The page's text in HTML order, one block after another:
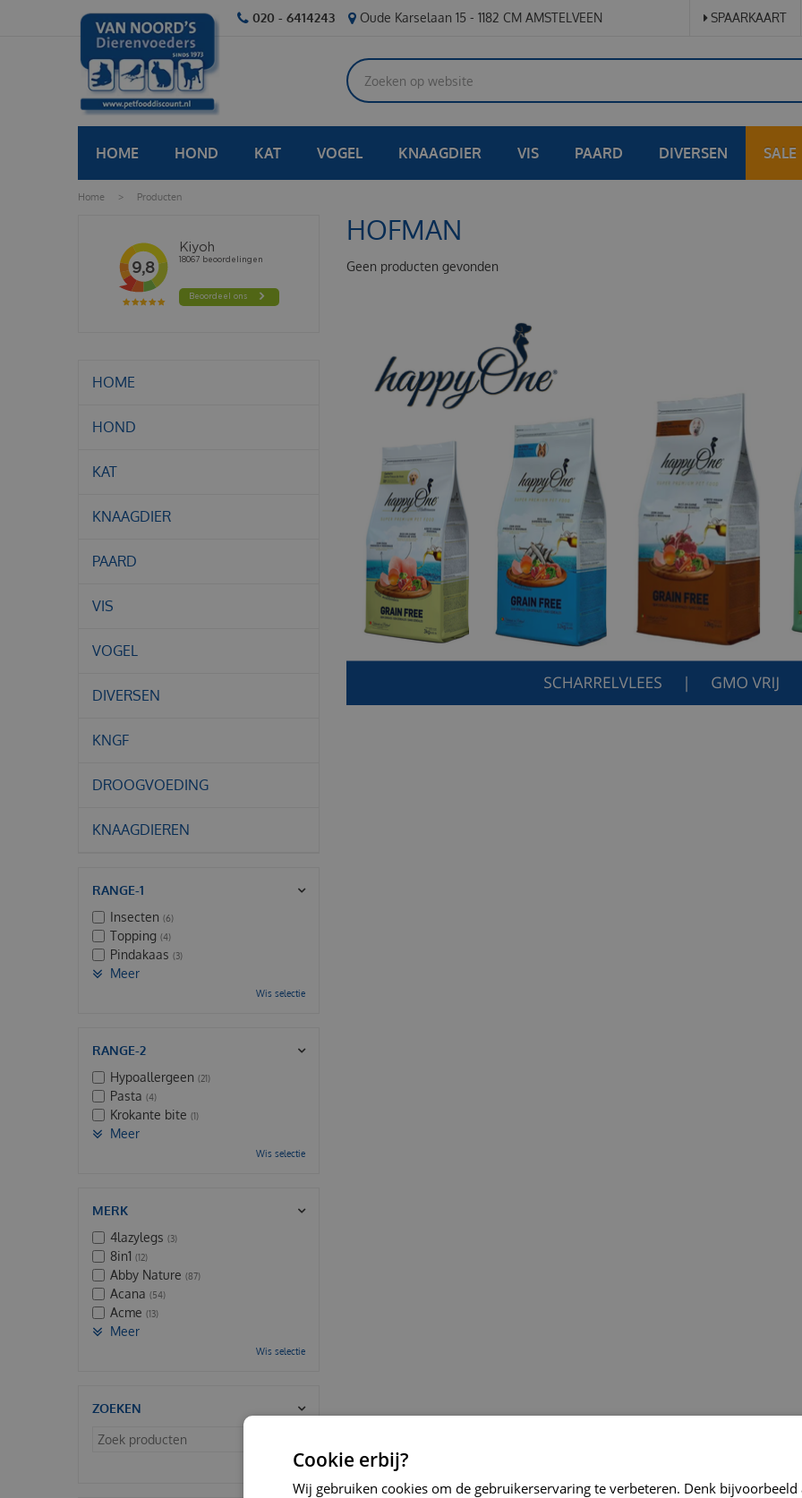
Home > Producten
020 - 6414243 Oude Karselaan 15 - 1182 CM AMSTELVEEN SPAARKAART
HOME HOND KAT VOGEL KNAAGDIER VIS PAARD DIVERSEN SALE
HOFMAN
Geen producten gevonden
HOME
HOND
KAT
KNAAGDIER
PAARD
VIS
VOGEL
DIVERSEN
KNGF
DROOGVOEDING
KNAAGDIEREN
RANGE-1
Insecten (6)
Topping (4)
Pindakaas (3)
Meer
Wis selectie
RANGE-2
Hypoallergeen (21)
Pasta (4)
Krokante bite (1)
Meer
Wis selectie
MERK
4lazylegs (3)
8in1 (12)
Abby Nature (87)
Acana (54)
Acme (13)
Meer
Wis selectie
ZOEKEN
Wis selectieCookie erbij?
Wij gebruiken cookies om de gebruikerservaring te verbeteren. Denk bijvoorbeeld